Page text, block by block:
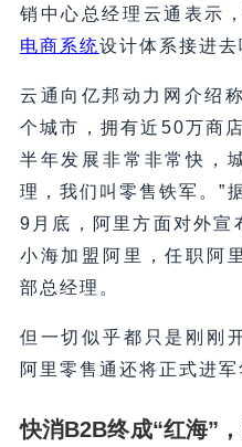
销中心总经理云通表示
电商系统设计体系接进去
云通向亿邦动力网介绍
个城市，拥有近50万商
半年发展非常非常快，
理，我们叫零售铁军。”
9月底，阿里方面对外宣
小海加盟阿里，任职阿
部总经理。
但一切似乎都只是刚刚
阿里零售通还将正式进军
快消B2B终成“红海”